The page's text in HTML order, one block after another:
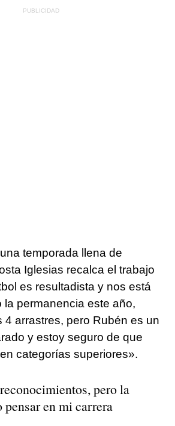
temporada llena de
Iglesias recalca el trabajo
es resultadista y nos está
la permanencia este año,
4 arrastres, pero Rubén es un
y estoy seguro de que
categorías superiores».
pero la
en mi carrera